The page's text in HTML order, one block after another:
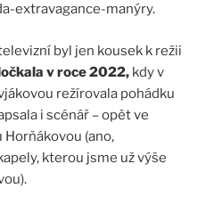
extravagance-manýry.
byl jen kousek k režii
v roce 2022, kdy v
režírovala pohádku
i scénář – opět ve
(ano,
kterou jsme už výše